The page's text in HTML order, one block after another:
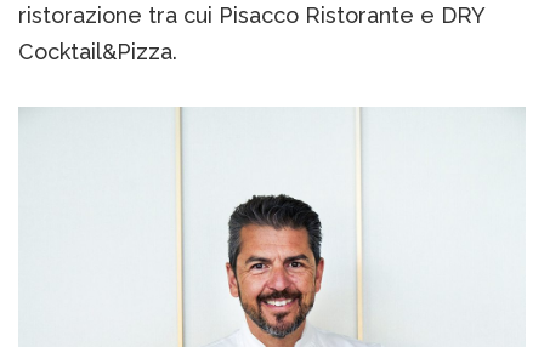
ristorazione tra cui Pisacco Ristorante e DRY
Cocktail&Pizza.